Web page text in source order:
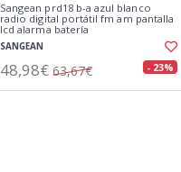
Sangean prd18 b-a azul blanco
radio digital portátil fm am pantalla
lcd alarma batería
SANGEAN
48,98€ 63,67€ - 23%